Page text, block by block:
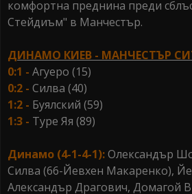
комфортна преднина преди
Стейдиъм" в Манчестър.
ДИНАМО КИЕВ - МАНЧЕСТЪР
0:1 - Агуеро (15)
0:2 - Силва (40)
1:2 - Буялский (59)
1:3 - Туре Яя (89)
Динамо (4-1-4-1):Олександър
Силва (66-Йевхен Макаренко),
Александър Драгович, Домагой